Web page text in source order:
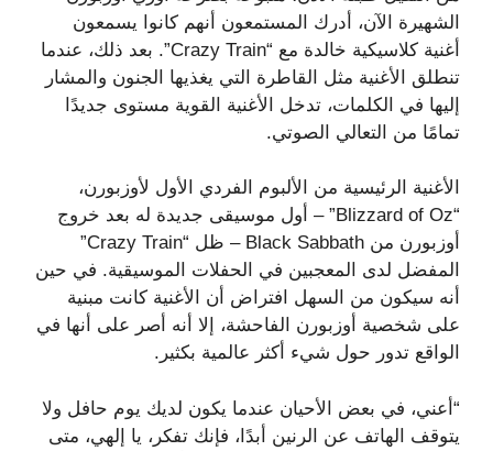
الشهيرة الآن، أدرك المستمعون أنهم كانوا يسمعون
أغنية كلاسيكية خالدة مع “Crazy Train”. بعد ذلك، عندما
تنطلق الأغنية مثل القاطرة التي يغذيها الجنون والمشار
إليها في الكلمات، تدخل الأغنية القوية مستوى جديدًا
تمامًا من التعالي الصوتي.
الأغنية الرئيسية من الألبوم الفردي الأول لأوزبورن،
“Blizzard of Oz” – أول موسيقى جديدة له بعد خروج
أوزبورن من Black Sabbath – ظل “Crazy Train”
المفضل لدى المعجبين في الحفلات الموسيقية. في حين
أنه سيكون من السهل افتراض أن الأغنية كانت مبنية
على شخصية أوزبورن الفاحشة، إلا أنه أصر على أنها في
الواقع تدور حول شيء أكثر عالمية بكثير.
“أعني، في بعض الأحيان عندما يكون لديك يوم حافل ولا
يتوقف الهاتف عن الرنين أبدًا، فإنك تفكر، يا إلهي، متى